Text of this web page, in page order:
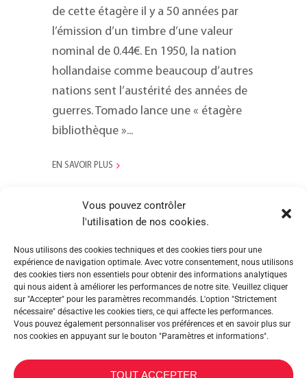
Vous pouvez contrôler
l'utilisation de nos cookies.
Nous utilisons des cookies techniques et des cookies tiers pour une
expérience de navigation optimale. Avec votre consentement, nous utilisons
des cookies tiers non essentiels pour obtenir des informations analytiques
qui nous aident à améliorer les performances de notre site. Veuillez cliquer
sur "Accepter" pour les paramètres recommandés. L'option "Strictement
nécessaire" désactive les cookies tiers, ce qui affecte les performances.
Vous pouvez également personnaliser vos préférences et en savoir plus sur
nos cookies en appuyant sur le bouton "Paramètres et informations".
TOUT ACCEPTER
de cette étagère il y a 50 années par
l’émission d’un timbre d’une valeur
nominal de 0.44€. En 1950, la nation
hollandaise comme beaucoup d’autres
nations sent l’austérité des années de
guerres. Tomado lance une « étagère
bibliothèque »...
EN SAVOIR PLUS
METALTEX SA © 2023 Powered by Ticyweb